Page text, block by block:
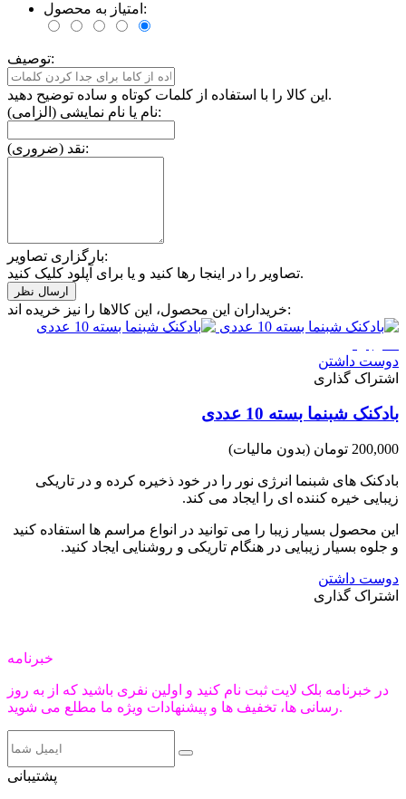
امتیاز به محصول:
توصیف:
این کالا را با استفاده از کلمات کوتاه و ساده توضیح دهید.
نام یا نام نمایشی (الزامی):
نقد (ضروری):
بارگزاری تصاویر:
تصاویر را در اینجا رها کنید و یا برای آپلود کلیک کنید.
خریداران این محصول، این کالاها را نیز خریده اند:
دوست داشتن
اشتراک گذاری
بادکنک شبنما بسته 10 عددی
200,000 تومان (بدون مالیات)
بادکنک های شبنما انرژی نور را در خود ذخیره کرده و در تاریکی
زیبایی خیره کننده ای را ایجاد می کند.
این محصول بسیار زیبا را می توانید در انواع مراسم ها استفاده کنید
و جلوه بسیار زیبایی در هنگام تاریکی و روشنایی ایجاد کنید.
دوست داشتن
اشتراک گذاری
خبرنامه
در خبرنامه بلک لایت ثبت نام کنید و اولین نفری باشید که از به روز
رسانی ها، تخفیف ها و پیشنهادات ویژه ما مطلع می شوید.
پشتیبانی